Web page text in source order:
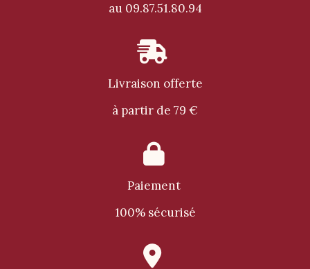
au 09.87.51.80.94

Livraison offerte
à partir de 79 €

Paiement
100% sécurisé
